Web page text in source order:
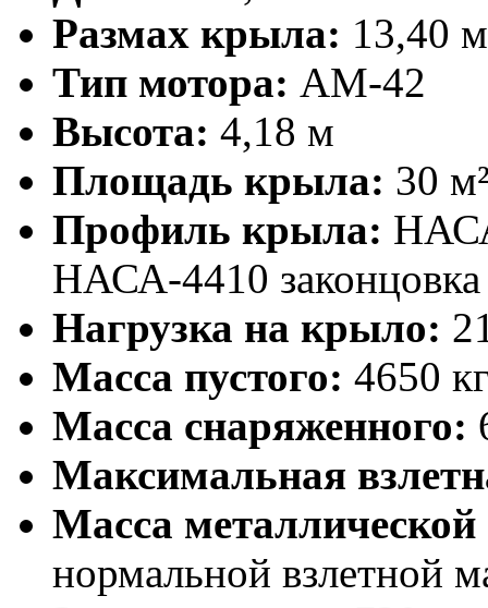
Размах крыла: 13,40 м
Тип мотора: АМ-42
Высота: 4,18 м
Площадь крыла: 30
Профиль крыла:
НАСА-4410
Нагрузка на крыло:
Масса пустого: 4650
Масса снаряженного:
Максимальная
Масса
нормальной взлетной